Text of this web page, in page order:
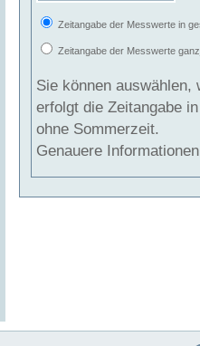
Zeitangabe der Messwerte in
Zeitangabe der Messwerte
Sie können auswählen,
erfolgt die Zeitangabe
ohne Sommerzeit.
Genauere